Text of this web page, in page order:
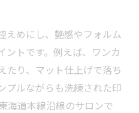
えめにし、艶感やフォルム
ントです。例えば、ワンカ
たり、マット仕上げで落ち
プルながらも洗練された印
海道本線沿線のサロンで